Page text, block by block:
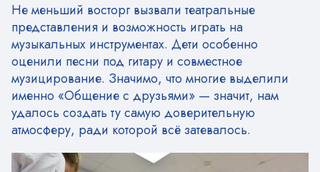
Не меньший восторг вызвали театральные
представления и возможность играть на
музыкальных инструментах. Дети особенно
оценили песни под гитару и совместное
музицирование. Значимо, что многие выделили
именно «Общение с друзьями» — значит, нам
удалось создать ту самую доверительную
атмосферу, ради которой всё затевалось.